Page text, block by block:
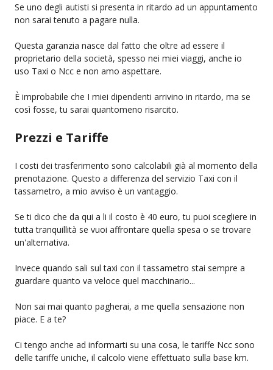
Se uno degli autisti si presenta in ritardo ad un appuntamento
non sarai tenuto a pagare nulla.
Questa garanzia nasce dal fatto che oltre ad essere il
proprietario della società, spesso nei miei viaggi, anche io
uso Taxi o Ncc e non amo aspettare.
È improbabile che I miei dipendenti arrivino in ritardo, ma se
così fosse, tu sarai quantomeno risarcito.
Prezzi e Tariffe
I costi dei trasferimento sono calcolabili già al momento della
prenotazione. Questo a differenza del servizio Taxi con il
tassametro, a mio avviso è un vantaggio.
Se ti dico che da qui a li il costo è 40 euro, tu puoi scegliere in
tutta tranquillità se vuoi affrontare quella spesa o se trovare
un'alternativa.
Invece quando sali sul taxi con il tassametro stai sempre a
guardare quanto va veloce quel macchinario...
Non sai mai quanto pagherai, a me quella sensazione non
piace. E a te?
Ci tengo anche ad informarti su una cosa, le tariffe Ncc sono
delle tariffe uniche, il calcolo viene effettuato sulla base km.